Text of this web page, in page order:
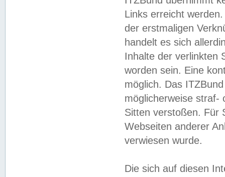
Links erreicht
der erstmaligen
handelt es sich
Inhalte der verlinkten
worden sein. Eine
möglich. Das
möglicherweise straf-
Sitten verstoßen. Für
Webseiten anderer
verwiesen wurde.
Die sich auf diesen